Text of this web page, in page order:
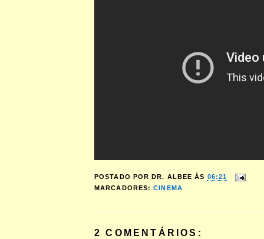
POSTADO POR DR. ALBEE ÀS 06:21
MARCADORES:CINEMA
2 COMENTÁRIOS: